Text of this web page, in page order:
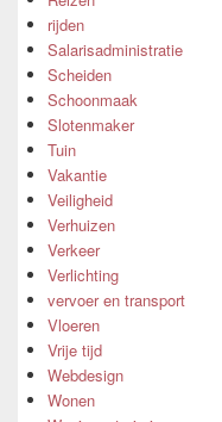
rijden
Salarisadministratie
Scheiden
Schoonmaak
Slotenmaker
Tuin
Vakantie
Veiligheid
Verhuizen
Verkeer
Verlichting
vervoer en transport
Vloeren
Vrije tijd
Webdesign
Wonen